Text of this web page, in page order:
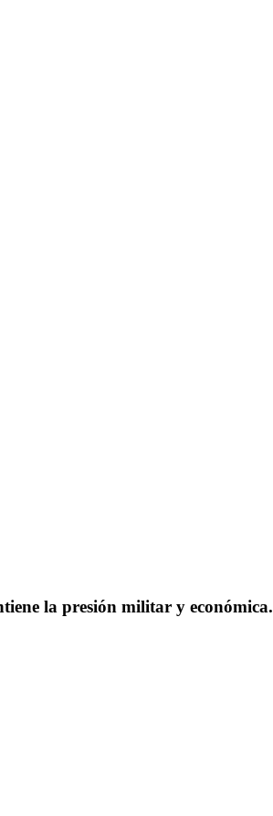
la presión militar y económica.